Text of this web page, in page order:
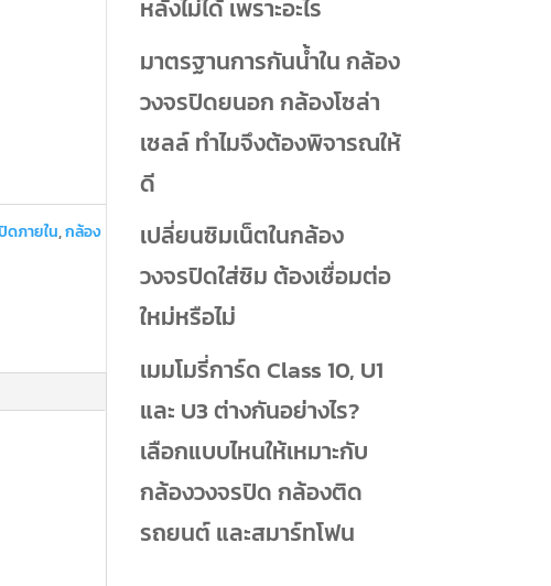
ดภายใน,กล้อง
หลังไม่ได้ เพราะอะไร
มาตรฐานการกันน้ำใน กล้อง
วงจรปิดยนอก กล้องโซล่า
เซลล์ ทำไมจึงต้องพิจารณให้
ดี
เปลี่ยนซิมเน็ตในกล้อง
วงจรปิดใส่ซิม ต้องเชื่อมต่อ
ใหม่หรือไม่
เมมโมรี่การ์ด Class 10, U1
และ U3 ต่างกันอย่างไร?
เลือกแบบไหนให้เหมาะกับ
กล้องวงจรปิด กล้องติด
รถยนต์ และสมาร์ทโฟน